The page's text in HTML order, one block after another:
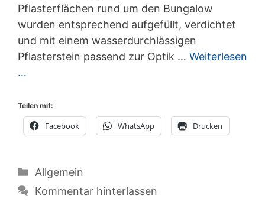
Pflasterflächen rund um den Bungalow
wurden entsprechend aufgefüllt, verdichtet
und mit einem wasserdurchlässigen
Pflasterstein passend zur Optik … Weiterlesen
…
Teilen mit:
Facebook WhatsApp Drucken
Kategorien
Allgemein
Kommentar hinterlassen